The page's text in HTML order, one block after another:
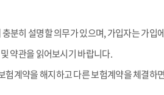
분히 설명할 의무가 있으며, 가입자는 가입
약관을 읽어보시기 바랍니다.
험계약을 해지하고 다른 보험계약을 체결